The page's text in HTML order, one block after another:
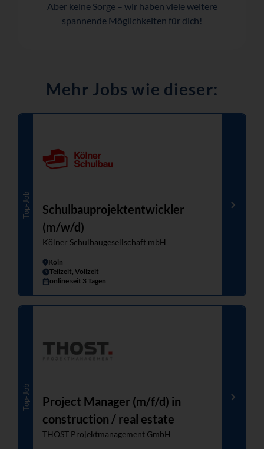
Aber keine Sorge – wir haben viele weitere
spannende Möglichkeiten für dich!
Mehr Jobs wie dieser:
Top-Job
Schulbauprojektentwickler
(m/w/d)
Kölner Schulbaugesellschaft mbH
Köln
Teilzeit, Vollzeit
online seit 3 Tagen
Top-Job
Project Manager (m/f/d) in
construction / real estate
THOST Projektmanagement GmbH